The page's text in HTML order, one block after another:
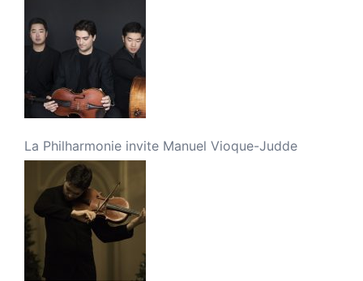
La Philharmonie invite Manuel Vioque-Judde